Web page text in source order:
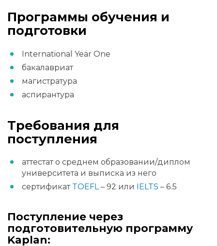
Программы обучения и
подготовки
International Year One
бакалавриат
магистратура
аспирантура
Требования для
поступления
аттестат о среднем образовании/диплом
университета и выписка из него
сертификат TOEFL– 92 или IELTS – 6.5
Поступление через
подготовительную программу
Kaplan: